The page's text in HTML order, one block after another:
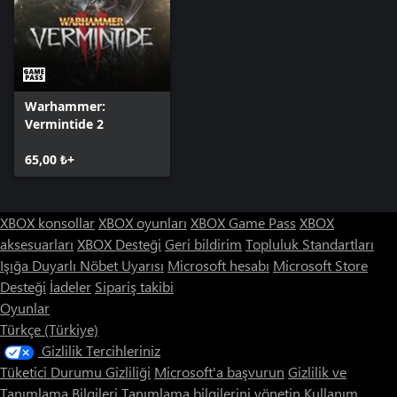
Warhammer:
Vermintide 2
65,00 ₺+
XBOX konsollarXBOX oyunları XBOX Game Pass XBOX
aksesuarları XBOX Desteği Geri bildirim Topluluk Standartları
Işığa Duyarlı Nöbet Uyarısı Microsoft hesabı Microsoft Store
Desteği İadeler Sipariş takibi
Oyunlar
Türkçe (Türkiye)
Gizlilik Tercihleriniz
Tüketici Durumu Gizliliği Microsoft'a başvurun Gizlilik ve
Tanımlama Bilgileri Tanımlama bilgilerini yönetin Kullanım